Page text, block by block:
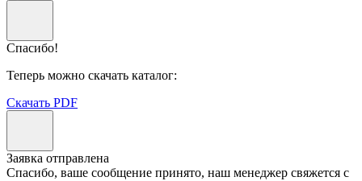
Спасибо!
Теперь можно скачать каталог:
Скачать PDF
Заявка отправлена
Спасибо, ваше сообщение принято, наш менеджер свяжется с